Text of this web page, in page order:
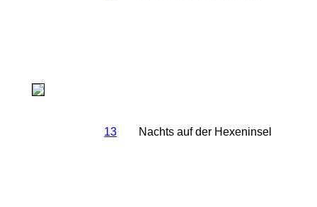
13 Nachts auf der Hexeninsel